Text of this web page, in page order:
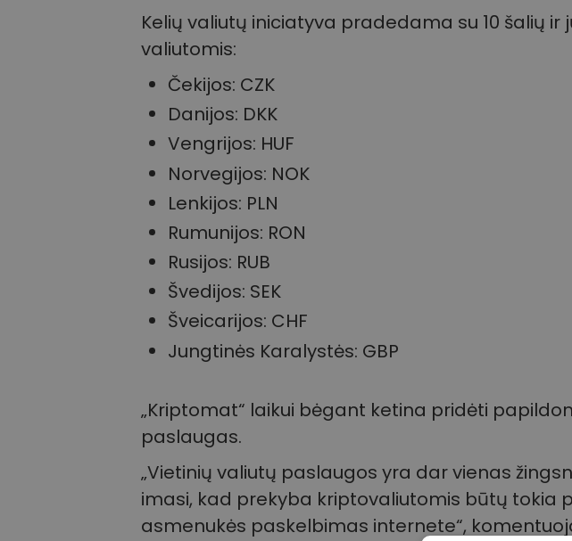
Kelių valiutų iniciatyva pradedama su 10 šalių ir
valiutomis:
Čekijos: CZK
Danijos: DKK
Vengrijos: HUF
Norvegijos: NOK
Lenkijos: PLN
Rumunijos: RON
Rusijos: RUB
Švedijos: SEK
Šveicarijos: CHF
Jungtinės Karalystės: GBP
„Kriptomat“ laikui bėgant ketina pridėti
paslaugas.
„Vietinių valiutų paslaugos yra dar vienas
imasi, kad prekyba kriptovaliutomis būtų tokia
asmenukės paskelbimas internete“,